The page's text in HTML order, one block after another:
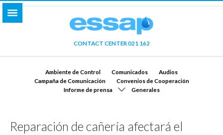
CONTACT CENTER 021 162
Ambiente de Control Comunicados
Audios
Campaña de Comunicación
Convenios de Cooperación
Informe de prensa
Generales
Reparación de cañería afectará el